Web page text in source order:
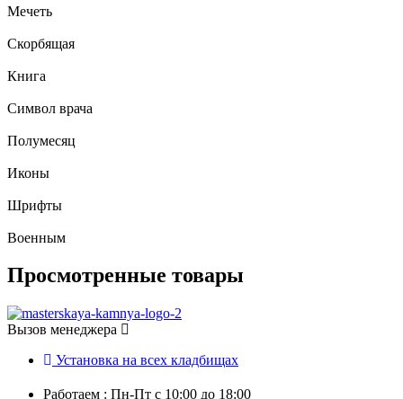
Мечеть
Скорбящая
Книга
Символ врача
Полумесяц
Иконы
Шрифты
Военным
Просмотренные товары
Вызов менеджера
Установка на всех кладбищах
Работаем : Пн-Пт с 10:00 до 18:00